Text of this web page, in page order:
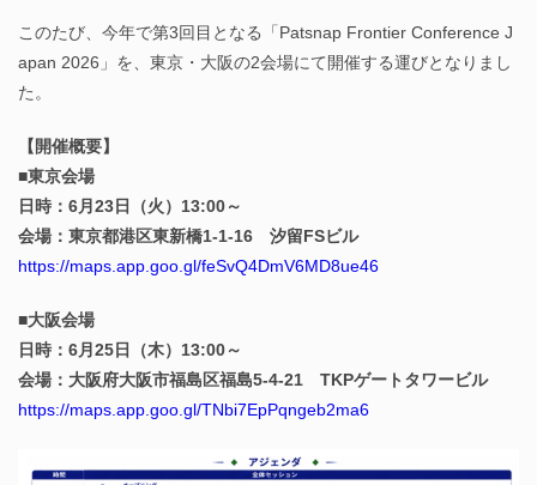
このたび、今年で第3回目となる「Patsnap Frontier Conference J
apan 2026」を、東京・大阪の2会場にて開催する運びとなりまし
た。
【開催概要】
■東京会場
日時：6月23日（火）13:00～
会場：東京都港区東新橋1-1-16 汐留FSビル
https://maps.app.goo.gl/feSvQ4DmV6MD8ue46
■大阪会場
日時：6月25日（木）13:00～
会場：大阪府大阪市福島区福島5-4-21 TKPゲートタワービル
https://maps.app.goo.gl/TNbi7EpPqngeb2ma6